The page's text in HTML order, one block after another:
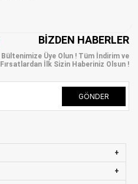
BIZDEN HABERLER
Bültenimize Üye Olun ! Tüm İndirim ve
Fırsatlardan İlk Sizin Haberiniz Olsun !
GÖNDER